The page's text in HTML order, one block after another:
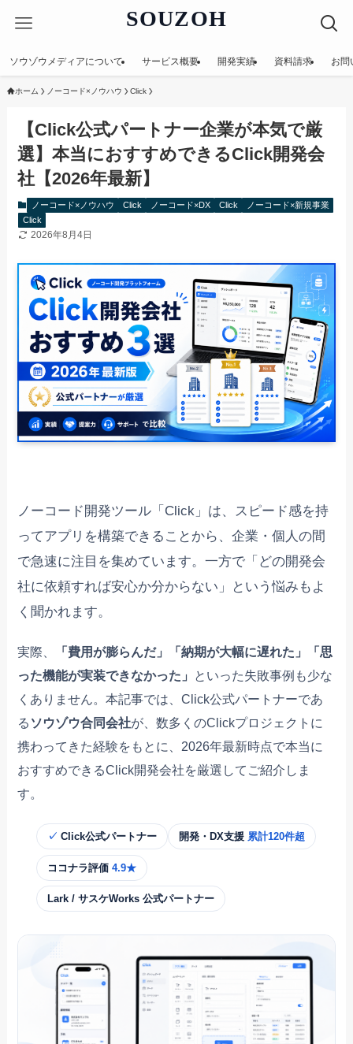
SOUZOH
ソウゾウメディアについて サービス概要 開発実績 資料請求 お問
ホーム ノーコード×ノウハウ Click
【Click公式パートナー企業が本気で厳
選】本当におすすめできるClick開発会
社【2026年最新】
ノーコード×ノウハウ Click ノーコード×DX Click
ノーコード×新規事業
Click
2026年8月4日
ノーコード開発ツール「Click」は、スピード感を持
ってアプリを構築できることから、企業・個人の間
で急速に注目を集めています。一方で「どの開発会
社に依頼すれば安心か分からない」という悩みもよ
く聞かれます。
実際、
「費用が膨らんだ」「納期が大幅に遅れた」「思
った機能が実装できなかった」 といった失敗事例も少な
くありません。本記事では、Click公式パートナーであ
る ソウゾウ合同会社が、数多くのClickプロジェクトに
携わってきた経験をもとに、2026年最新時点で本当に
おすすめできるClick開発会社を厳選してご紹介しま
す。
✓ Click公式パートナー 開発・DX支援 累計120件超
ココナラ評価4.9★
Lark / サスケWorks 公式パートナー